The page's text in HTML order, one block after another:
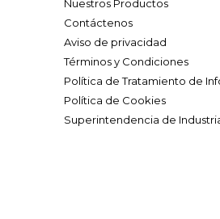
Nuestros Productos
Contáctenos
Aviso de privacidad
Términos y Condiciones
Política de Tratamiento de
Política de Cookies
Superintendencia de